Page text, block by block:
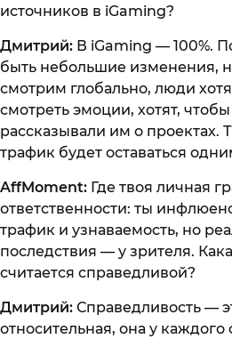
источников в iGaming?
Дмитрий: В iGaming — 100%.
быть небольшие изменения,
смотрим глобально, люди
смотреть эмоции, хотят,
рассказывали им о проектах.
трафик будет оставаться
AffMoment: Где твоя личная
ответственности: ты
трафик и узнаваемость, но
последствия — у зрителя.
считается справедливой?
Дмитрий: Справедливость —
относительная, она у каждого